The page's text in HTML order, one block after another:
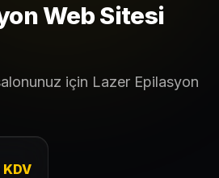
Web Sitesi
için Lazer Epilasyon
KDV